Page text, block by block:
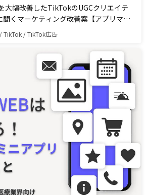
大幅改善したTikTokのUGCクリエイテ
聞くマーケティング改善案【アプリマー
TikTok / TikTok広告